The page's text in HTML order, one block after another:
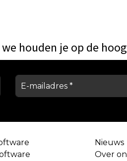
houden je op de
Nieuws
Over